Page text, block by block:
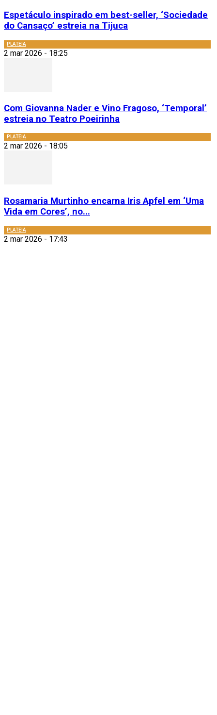
Espetáculo inspirado em best-seller, ‘Sociedade
do Cansaço’ estreia na Tijuca
PLATEIA
2 mar 2026 - 18:25
Com Giovanna Nader e Vino Fragoso, ‘Temporal’
estreia no Teatro Poeirinha
PLATEIA
2 mar 2026 - 18:05
Rosamaria Murtinho encarna Iris Apfel em ‘Uma
Vida em Cores’, no...
PLATEIA
2 mar 2026 - 17:43